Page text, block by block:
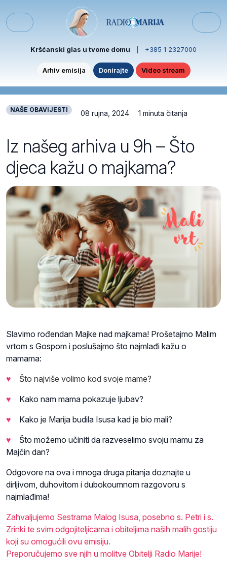
Menu
Kršćanski glas u tvome domu +385 1 2327000
Arhiv emisija Donirajte Video stream
NAŠE OBAVIJESTI 08 rujna, 2024 1 minuta čitanja
Iz našeg arhiva u 9h – Što
djeca kažu o majkama?
Slavimo rođendan Majke nad majkama! Prošetajmo Malim
vrtom s Gospom i poslušajmo što najmlađi kažu o
mamama:
♥
Što najviše volimo kod svoje mame?
♥
Kako nam mama pokazuje ljubav?
♥
Kako je Marija budila Isusa kad je bio mali?
♥
Što možemo učiniti da razveselimo svoju mamu za
Majčin dan?
Odgovore na ova i mnoga druga pitanja doznajte u
dirljivom, duhovitom i dubokoumnom razgovoru s
najmlađima!
Zahvaljujemo Sestrama Malog Isusa, posebno s. Petri i s.
Zrinki te svim odgojiteljicama i obiteljima naših malih gostiju
koji su omogućili ovu emisiju.
Preporučujemo sve njih u molitve Obitelji Radio Marije!